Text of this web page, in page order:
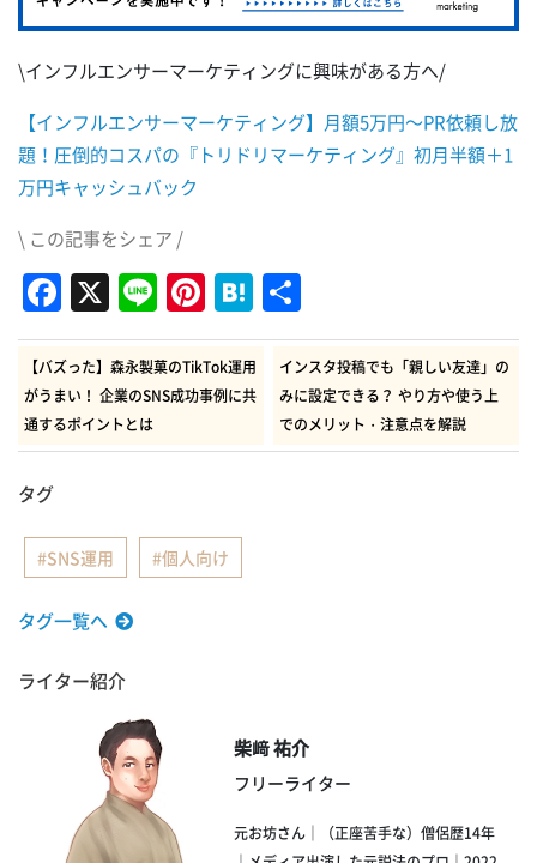
\インフルエンサーマーケティングに興味がある方へ/
【インフルエンサーマーケティング】月額5万円～PR依頼し放
題！圧倒的コスパの『トリドリマーケティング』初月半額＋1
万円キャッシュバック
\ この記事をシェア /
Facebook
X LinePinterest
Hatena
有
【バズった】森永製菓のTikTok運用
がうまい！ 企業のSNS成功事例に共
通するポイントとは
インスタ投稿でも「親しい友達」の
みに設定できる？ やり方や使う上
でのメリット・注意点を解説
タグ
SNS運用 個人向け
タグ一覧へ
ライター紹介
柴﨑 祐介
フリーライター
元お坊さん｜（正座苦手な）僧侶歴14年